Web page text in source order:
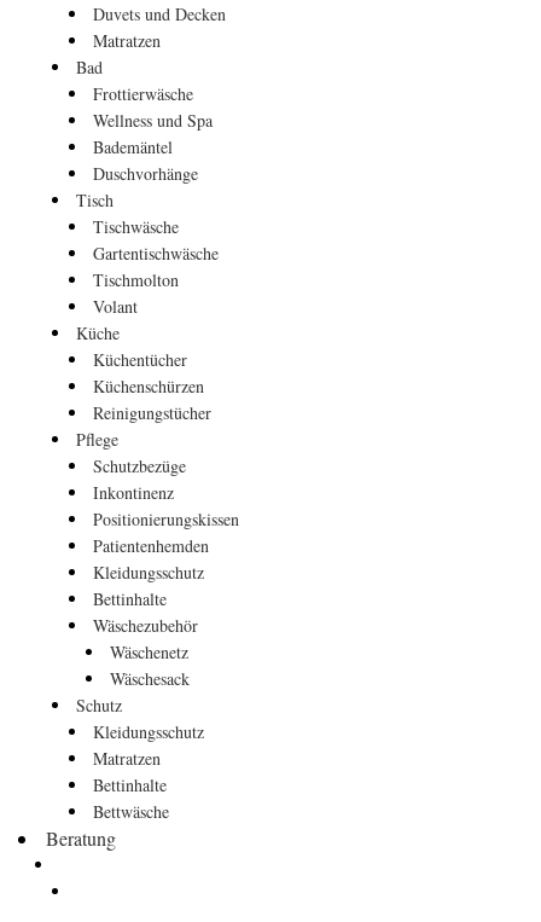
Duvets und Decken
Matratzen
Bad
Frottierwäsche
Wellness und Spa
Bademäntel
Duschvorhänge
Tisch
Tischwäsche
Gartentischwäsche
Tischmolton
Volant
Küche
Küchentücher
Küchenschürzen
Reinigungstücher
Pflege
Schutzbezüge
Inkontinenz
Positionierungskissen
Patientenhemden
Kleidungsschutz
Bettinhalte
Wäschezubehör
Wäschenetz
Wäschesack
Schutz
Kleidungsschutz
Matratzen
Bettinhalte
Bettwäsche
Beratung